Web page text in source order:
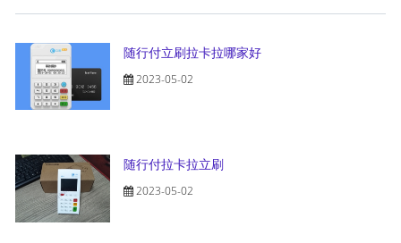
随行付立刷拉卡拉哪家好
2023-05-02
随行付拉卡拉立刷
2023-05-02